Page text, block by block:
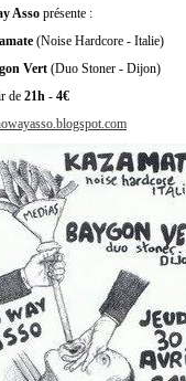
Asso présente :
(Noise Hardcore - Italie)
Vert (Duo Stoner - Dijon)
de 21h - 4€